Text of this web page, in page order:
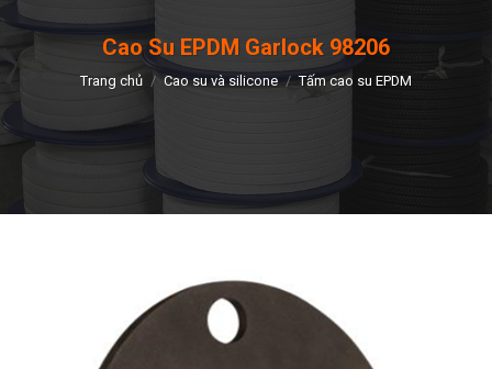
Cao Su EPDM Garlock 98206
Trang chủ / Cao su và silicone / Tấm cao su EPDM